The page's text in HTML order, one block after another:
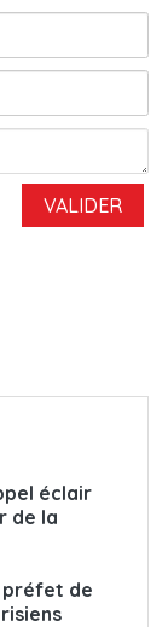
éclair
de la
préfet de